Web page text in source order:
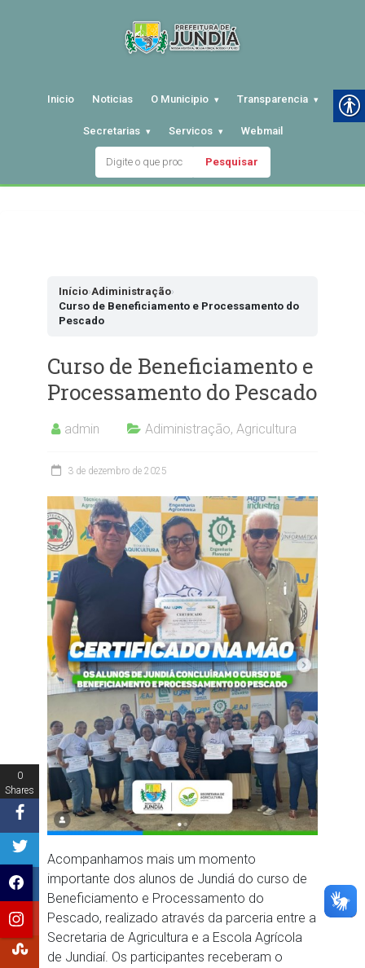
Inicio Noticias O Municipio Transparencia
Secretarias Servicos Webmail
Pesquisar
Início›Adiministração›
Curso de Beneficiamento e Processamento do
Pescado
Curso de Beneficiamento e
Processamento do Pescado
admin Adiministração, Agricultura
3 de dezembro de 2025
Acompanhamos mais um momento
importante dos alunos de Jundiá do curso de
Beneficiamento e Processamento do
Pescado, realizado através da parceria entre a
Secretaria de Agricultura e a Escola Agrícola
de Jundiaí. Os participantes receberam o
0
Shares